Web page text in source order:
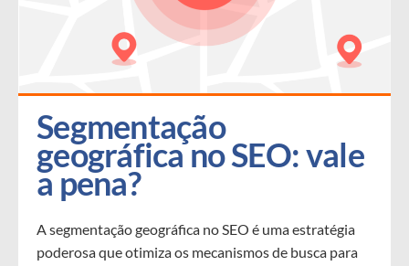
Segmentação
geográfica no SEO: vale
a pena?
A segmentação geográfica no SEO é uma estratégia
poderosa que otimiza os mecanismos de busca para